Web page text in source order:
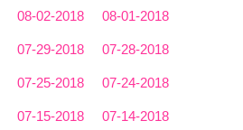
08-02-2018 08-01-2018
07-29-2018 07-28-2018
07-25-2018 07-24-2018
07-15-2018 07-14-2018